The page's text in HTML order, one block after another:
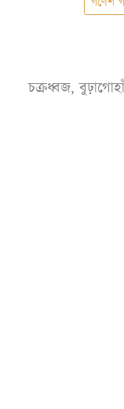
চক্ৰধ্বজ,